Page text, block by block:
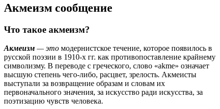
Акмеизм сообщение
Что такое акмеизм?
Акмеизм — это модернистское течение, которое появилось в
русской поэзии в 1910-х гг. как противопоставление крайнему
символизму. В переводе с греческого, слово «akme» означает
высшую степень чего-либо, расцвет, зрелость. Акмеисты
выступали за возвращение образам и словам их
первоначального значения, за искусство ради искусства, за
поэтизацию чувств человека.